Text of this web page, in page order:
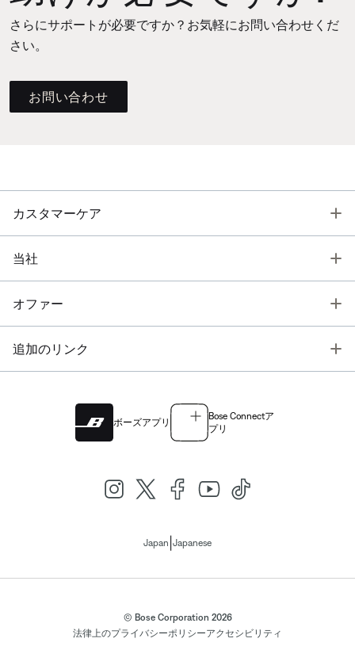
さらにサポートが必要ですか？お気軽にお問い合わせくだ
さい。
お問い合わせ
カスタマーケア
当社
オファー
追加のリンク
ボーズアプリ
Bose Connectア
プリ
Japan Japanese
© Bose Corporation 2026
法律上のプライバシーポリシーアクセシビリティ